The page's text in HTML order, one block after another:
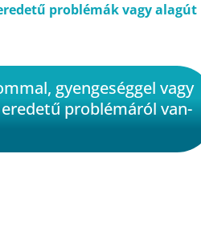
problémák vagy alagút
gyengeséggel vagy
problémáról van-